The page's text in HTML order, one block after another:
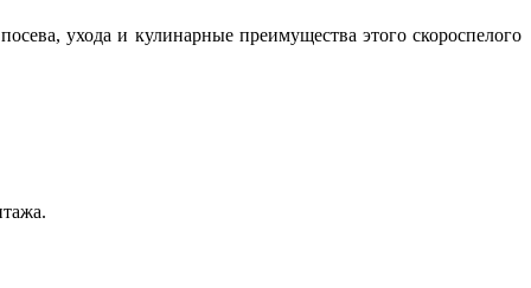
ухода и кулинарные преимущества этого скороспелого